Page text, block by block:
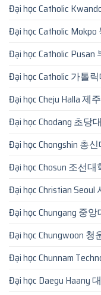
Đại học Catholic
Đại học Catholic
Đại học Catholic
Đại học Catholic 가톨
Đại học Cheju Halla 제
Đại học Chodang 초당
Đại học Chongshin 총
Đại học Chosun 조선대
Đại học Christian
Đại học Chungang 중
Đại học Chungwoon 청
Đại học Chunnam
Đại học Daegu Haany